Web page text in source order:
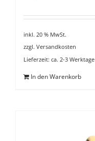
inkl. 20 % MwSt.
zzgl. Versandkosten
Lieferzeit: ca. 2-3 Werktage
In den Warenkorb